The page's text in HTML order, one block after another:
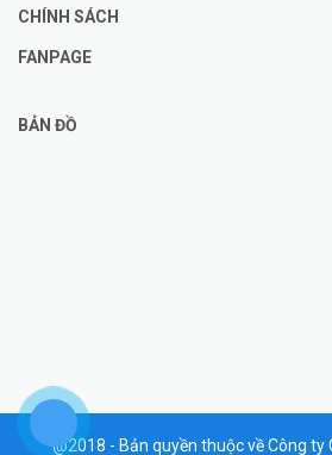
CHÍNH SÁCH
FANPAGE
BẢN ĐỒ
@2018 - Bản quyền thuộc về Công ty